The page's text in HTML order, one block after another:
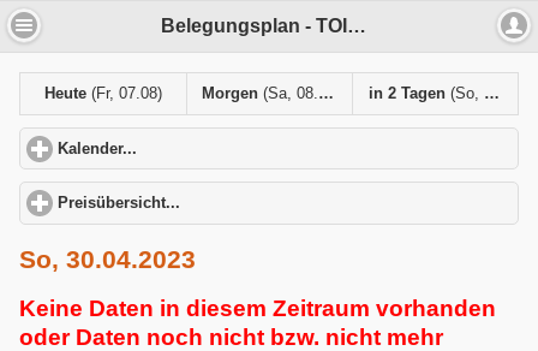
Belegungsplan - TOIMS MTV Karlsruhe
Heute (Fr, 07.08) Morgen(Sa, 08.08) in 2 Tagen (So, 09.08)
Kalender...
Preisübersicht...
So, 30.04.2023
Keine Daten in diesem Zeitraum vorhanden
oder Daten noch nicht bzw. nicht mehr